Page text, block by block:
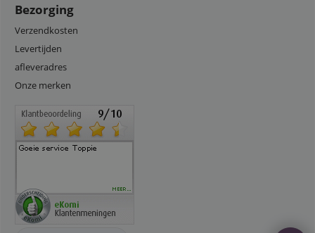
Bezorging
Verzendkosten
Levertijden
afleveradres
Onze merken